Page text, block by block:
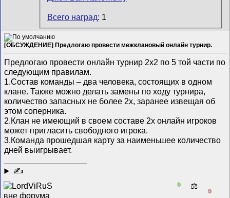
Всего наград: 1
[ОБСУЖДЕНИЕ] Предлогаю провести межклановый онлайн турнир.
Предлогаю провести онлайн турнир 2х2 по 5 той части по
следующим правилам.
1.Состав команды – два человека, состоящих в одном
клане. Также можно делать замены по ходу турнира,
количество запасных не более 2х, заранее извещая об
этом соперника.
2.Клан не имеющий в своем составе 2х онлайн игроков
может пригласить свободного игрока.
3.Команда прошедшая карту за наименьшее количество
дней выигрывает.
✍
0 ⚖️
0